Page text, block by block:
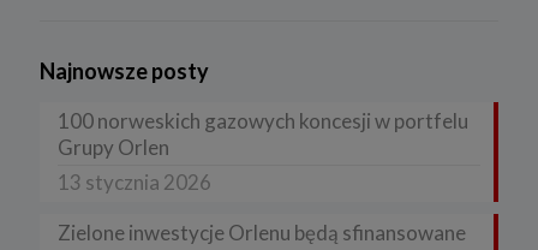
Najnowsze posty
100 norweskich gazowych koncesji w portfelu
Grupy Orlen
13 stycznia 2026
Zielone inwestycje Orlenu będą sfinansowane